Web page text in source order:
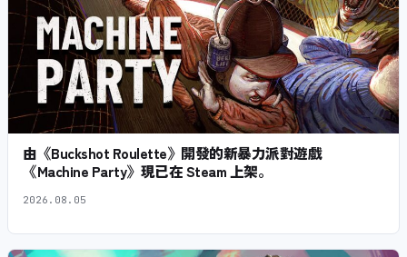
由《Buckshot Roulette》開發的新暴力派對遊戲
《Machine Party》現已在 Steam 上架。
2026.08.05